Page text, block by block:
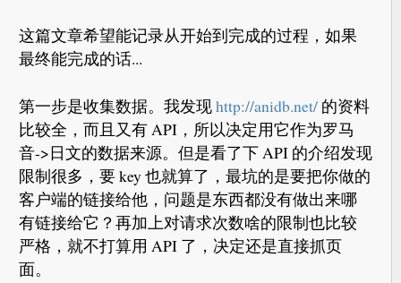
这篇文章希望能记录从开始到完成的过程，如果
最终能完成的话...
第一步是收集数据。我发现http://anidb.net/的资料
比较全，而且又有 API，所以决定用它作为罗马
音->日文的数据来源。但是看了下 API 的介绍发现
限制很多，要 key 也就算了，最坑的是要把你做的
客户端的链接给他，问题是东西都没有做出来哪
有链接给它？再加上对请求次数啥的限制也比较
严格，就不打算用 API 了，决定还是直接抓页
面。